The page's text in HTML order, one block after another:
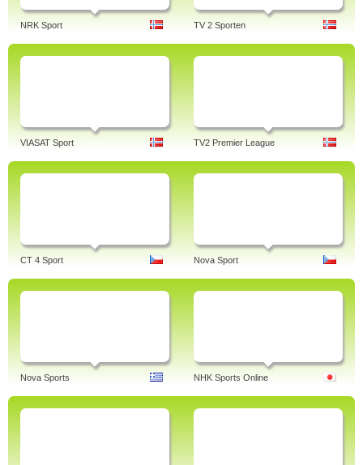
NRK Sport TV 2 Sporten
VIASAT Sport TV2 Premier League
CT 4 Sport Nova Sport
Nova Sports NHK Sports Online